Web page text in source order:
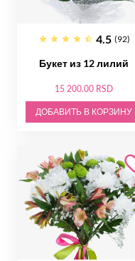
4.5 (92)
Букет из 12 лилий
15 200.00 RSD
ДОБАВИТЬ В КОРЗИНУ